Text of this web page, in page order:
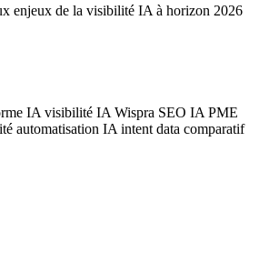
enjeux de la visibilité IA à horizon 2026
IA visibilité IA Wispra SEO IA PME
automatisation IA intent data comparatif